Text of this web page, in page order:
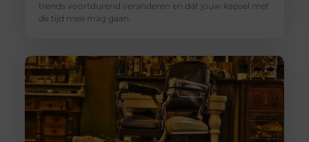
trends voortdurend veranderen en dat jouw kapsel met
de tijd mee mag gaan.